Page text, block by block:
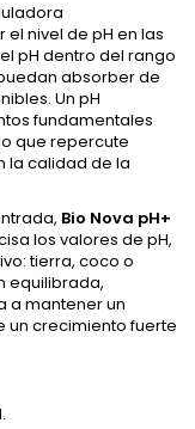
nivel de pH en las
pH dentro del rango
absorber de
Un pH
fundamentales
que repercute
la calidad de la
Bio Nova pH+
los valores de pH,
tierra, coco o
equilibrada,
a mantener un
un crecimiento fuerte